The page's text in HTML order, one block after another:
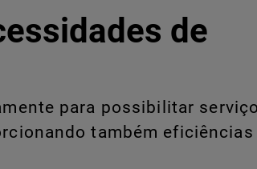
de
para possibilitar
também eficiências